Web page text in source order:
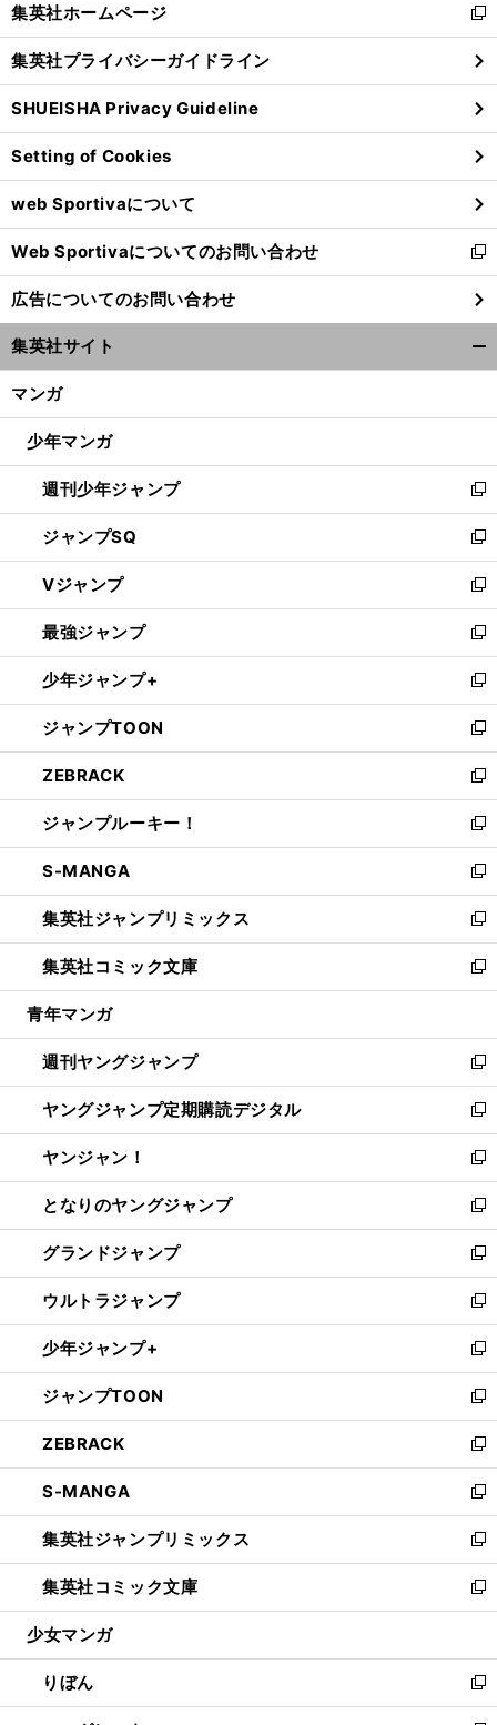
？
閉
る
集英社ホームページ
新
し
い
ウ
ィ
ン
ド
ウ
で
開
く
集英社プライバシーガイドライン
SHUEISHA Privacy Guideline
Setting of Cookies
web Sportivaについて
Web Sportivaについてのお問い合わせ
新
し
い
ウ
ィ
ン
ウ
開
く
広告についてのお問い合わせ
集英社サイト
マンガ
少年マンガ
週刊少年ジャンプ
新
し
い
ウ
ィ
ン
ド
ウ
で
開
く
ジャンプSQ
新
し
い
ウ
ィ
ン
ド
ウ
で
開
く
Vジャンプ
新
し
い
ウ
ィ
ン
ド
ウ
で
開
く
最強ジャンプ
新
し
い
ウ
ィ
ン
ド
ウ
で
開
く
少年ジャンプ+
新
し
い
ウ
ィ
ン
ド
ウ
で
開
く
ジャンプTOON
新
し
い
ウ
ィ
ン
ド
ウ
で
開
く
ZEBRACK
新
し
い
ウ
ィ
ン
ド
ウ
で
開
ジャンプルーキー！
新
し
い
ウ
ィ
ン
ド
ウ
開
く
S-MANGA
新
し
い
ウ
ィ
ン
ウ
で
開
く
集英社ジャンプリミックス
新
し
い
ウ
ン
ド
ウ
で
開
く
集英社コミック文庫
新
し
ウ
ィ
ン
ド
ウ
で
開
く
青年マンガ
週刊ヤングジャンプ
新
し
い
ウ
ィ
ン
ド
ウ
で
開
く
ヤングジャンプ定期購読デジタル
新
し
い
ウ
ィ
ン
ド
ウ
で
開
く
ヤンジャン！
新
し
い
ウ
ィ
ン
ド
ウ
で
開
く
となりのヤングジャンプ
新
し
い
ウ
ィ
ン
ド
ウ
で
開
く
グランドジャンプ
新
し
い
ウ
ィ
ン
ド
ウ
で
開
く
ウルトラジャンプ
新
し
い
ウ
ィ
ン
ド
ウ
で
開
く
少年ジャンプ+
新
し
い
ウ
ィ
ン
ド
ウ
で
開
く
ジャンプTOON
新
し
い
ウ
ィ
ン
ド
ウ
で
開
ZEBRACK
新
し
い
ウ
ィ
ン
ド
ウ
開
く
S-MANGA
新
し
い
ウ
ィ
ン
ウ
で
開
集英社ジャンプリミックス
新
し
い
ウ
ン
ド
ウ
集英社コミック文庫
新
し
ウ
ィ
ン
少女マンガ
りぼん
新
し